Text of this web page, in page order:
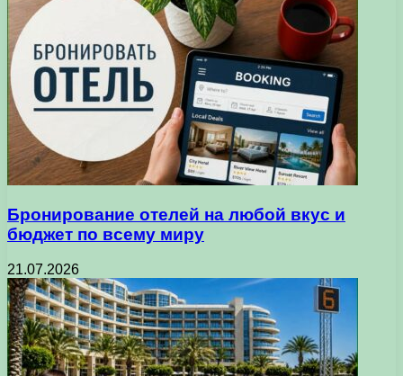
Бронирование отелей на любой вкус и
бюджет по всему миру
21.07.2026